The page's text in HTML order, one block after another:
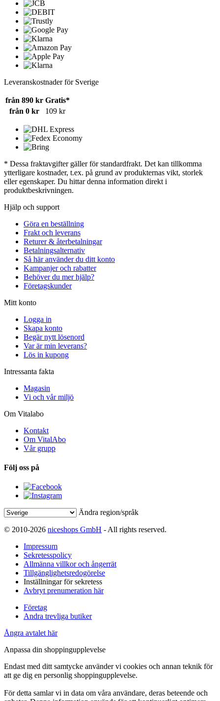
Leveranskostnader för Sverige
från 890 kr Gratis*
från 0 kr
109 kr
* Dessa fraktavgifter gäller för standardfrakt. Det kan tillkomma
ytterligare kostnader, t.ex. på grund av produkternas vikt, storlek
eller egenskaper. Du hittar denna information direkt i
produktbeskrivningen.
Hjälp och support
Göra en beställning
Frakt och leverans
Returer & återbetalningar
Betalningsalternativ
Så här använder du ditt konto
Kampanjer och rabatter
Behöver du mer hjälp?
Företagskunder
Mitt konto
Logga in
Skapa konto
Begär nytt lösenord
Var är min leverans?
Lös in kupong
Intressanta fakta
Magasin
Vi och vår miljö
Om Vitalabo
Kontakt
Om VitalAbo
Vår grupp
Följ oss på
Ändra region/språk
© 2010-2026 niceshops GmbH - All rights reserved.
Impressum
Sekretesspolicy
Allmänna villkor och ångerrät
Tillgänglighetsredogörelse
Inställningar för sekretess
Avbryt prenumeration här
Företag
Andra trevliga butiker
Ångra avtalet här
Anpassa din shoppingupplevelse
Endast med ditt samtycke använder vi cookies och annan teknik för
att ge dig en personlig shoppingupplevelse.
För detta samlar vi in data om våra användare, deras beteende och